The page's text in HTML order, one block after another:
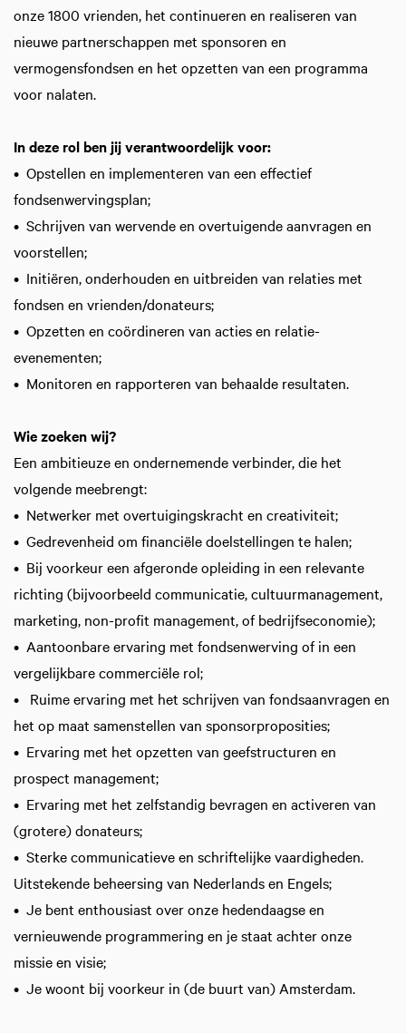
onze 1800 vrienden, het continueren en realiseren van
nieuwe partnerschappen met sponsoren en
vermogensfondsen en het opzetten van een programma
voor nalaten.
In deze rol ben jij verantwoordelijk voor:
• Opstellen en implementeren van een effectief
fondsenwervingsplan;
• Schrijven van wervende en overtuigende aanvragen en
voorstellen;
• Initiëren, onderhouden en uitbreiden van relaties met
fondsen en vrienden/donateurs;
• Opzetten en coördineren van acties en relatie-
evenementen;
• Monitoren en rapporteren van behaalde resultaten.
Wie zoeken wij?
Een ambitieuze en ondernemende verbinder, die het
volgende meebrengt:
• Netwerker met overtuigingskracht en creativiteit;
• Gedrevenheid om financiële doelstellingen te halen;
• Bij voorkeur een afgeronde opleiding in een relevante
richting (bijvoorbeeld communicatie, cultuurmanagement,
marketing, non-profit management, of bedrijfseconomie);
• Aantoonbare ervaring met fondsenwerving of in een
vergelijkbare commerciële rol;
• Ruime ervaring met het schrijven van fondsaanvragen en
het op maat samenstellen van sponsorproposities;
• Ervaring met het opzetten van geefstructuren en
prospect management;
• Ervaring met het zelfstandig bevragen en activeren van
(grotere) donateurs;
• Sterke communicatieve en schriftelijke vaardigheden.
Uitstekende beheersing van Nederlands en Engels;
• Je bent enthousiast over onze hedendaagse en
vernieuwende programmering en je staat achter onze
missie en visie;
• Je woont bij voorkeur in (de buurt van) Amsterdam.